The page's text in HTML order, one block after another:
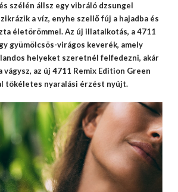
szélén állsz egy vibráló dzsungel
a víz, enyhe szellő fúj a hajadba és
életörömmel. Az új illatalkotás, a 4711
gyümölcsös-virágos keverék, amely
helyeket szeretnél felfedezni, akár
vágysz, az új 4711 Remix Edition Green
tökéletes nyaralási érzést nyújt.